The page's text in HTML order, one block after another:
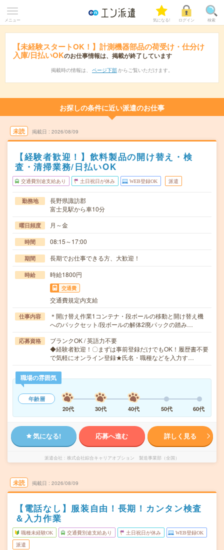
メニュー 気になる! ログイン 検索
【未経験スタートOK！】計測機器部品の荷受け・仕分け
入庫/日払いOKのお仕事情報は、掲載が終了しています
掲載時の情報は、 ページ下部 からご覧いただけます。
お探しの条件に近い派遣のお仕事
未読 掲載日 2026/08/09
【経験者歓迎！】飲料製品の開け替え・検
査・清掃業務/日払いOK
交通費別途支給あり 土日祝日が休み WEB登録OK 派遣
勤務地
長野県諏訪郡
富士見駅から車10分
曜日頻度 月～金
時間 08:15～17:00
期間 長期でお仕事できる方、大歓迎！
時給 時給1800円
交通費
交通費規定内支給
仕事内容
＊開け替え作業1コンテナ・段ボールの移動と開け替え機
へのパックセット/段ボールの解体2廃パックの踏み…
応募資格
ブランクOK / 英語力不要
◆経験者歓迎！〇まずは事前登録だけでもOK！履歴書不要
で気軽にオンライン登録★氏名・職種などを入力す…
職場の雰囲気
年齢層
20代
30代 40代 50代 60代
気になる! 応募へ進む 詳しく見る
派遣会社 株式会社綜合キャリアオプション 製造事業部（全国）
未読 掲載日 2026/08/09
【電話なし】服装自由！長期！カンタン検査
＆入力作業
職種未経験OK 交通費別途支給あり 土日祝日が休み WEB登録OK
派遣